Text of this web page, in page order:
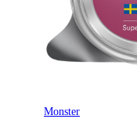
Monster